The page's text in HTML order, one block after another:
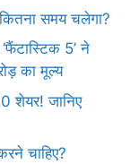
समय चलेगा?
5’ ने
का मूल्य
शेयर! जानिए
चाहिए?